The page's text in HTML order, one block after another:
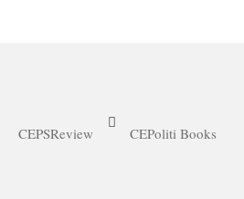
CEPSReview CEPoliti Books